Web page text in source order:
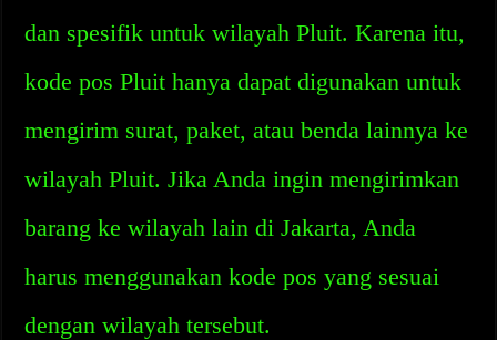
dan spesifik untuk wilayah Pluit. Karena itu,
kode pos Pluit hanya dapat digunakan untuk
mengirim surat, paket, atau benda lainnya ke
wilayah Pluit. Jika Anda ingin mengirimkan
barang ke wilayah lain di Jakarta, Anda
harus menggunakan kode pos yang sesuai
dengan wilayah tersebut.